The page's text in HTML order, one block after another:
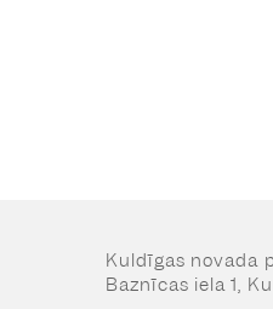
Kuldīgas novada
Baznīcas iela 1,